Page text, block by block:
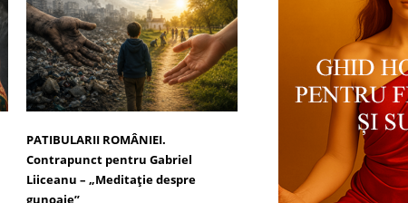
PATIBULARII ROMÂNIEI.
Contrapunct pentru Gabriel
Liiceanu – „Meditație despre
gunoaie”